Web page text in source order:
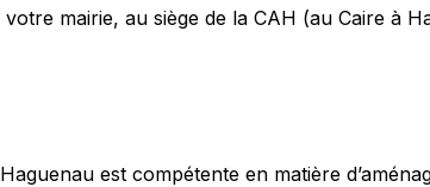
mairie, au siège de la CAH (au Caire à
est compétente en matière